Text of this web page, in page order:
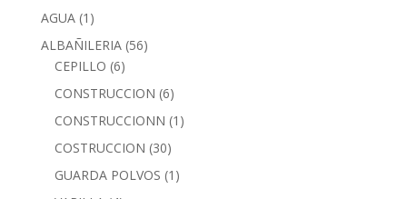
AGUA (1)
ALBAÑILERIA (56)
CEPILLO (6)
CONSTRUCCION (6)
CONSTRUCCIONN (1)
COSTRUCCION (30)
GUARDA POLVOS (1)